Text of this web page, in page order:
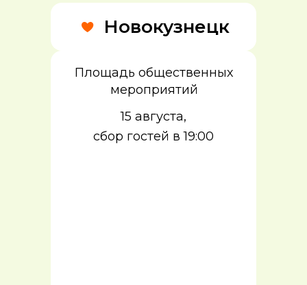
Площадь общественных
мероприятий
сбор гостей в 19:00
15 августа,
Новокузнецк